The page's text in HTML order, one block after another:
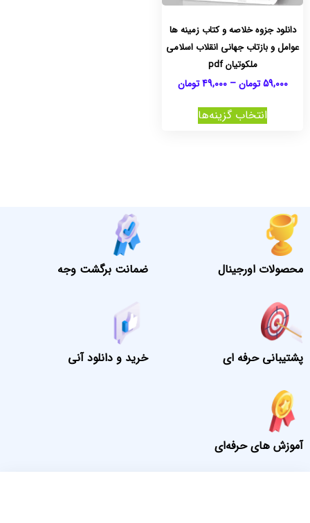
دانلود جزوه خلاصه و کتاب زمینه ها
عوامل و بازتاب جهانی انقلاب اسلامی
ملکوتیان pdf
59,000 تومان –
49,000 تومان
انتخاب گزینه‌ها
محصولات اورجینال ضمانت برگشت وجه
پشتیبانی حرفه ای خرید و دانلود آنی
آموزش های حرفه‌ای